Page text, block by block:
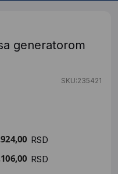
generatorom
SKU:235421
RSD
RSD